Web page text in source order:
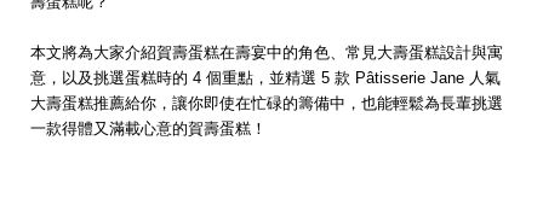
本文將為大家介紹賀壽蛋糕在壽宴中的角色、常見大壽蛋糕設計與寓
意，以及挑選蛋糕時的 4 個重點，並精選 5 款 Pâtisserie Jane 人氣
大壽蛋糕推薦給你，讓你即使在忙碌的籌備中，也能輕鬆為長輩挑選
一款得體又滿載心意的賀壽蛋糕！